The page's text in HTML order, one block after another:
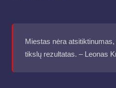
Miestas nėra
tikslų rezultatas. – Leonas